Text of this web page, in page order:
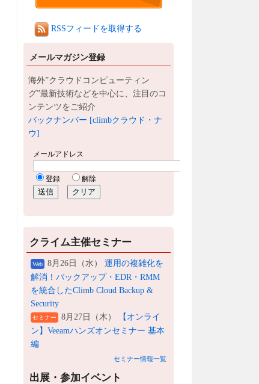
RSSフィードを取得する
メールマガジン登録
海外”クラウドコンピューティン
グ”最新技術などを中心に、注目のコ
ンテンツをご紹介
バックナンバー [climbクラウド・ナ
ウ]
クライム主催セミナー
Web 8月26日（水） 運用の複雑化を
解消！バックアップ・EDR・RMM
を統合したClimb Cloud Backup &
Security
セミナー 8月27日（木）
【オンライ
ン】Veeamハンズオンセミナー 基本
編
セミナー情報一覧
出展・参加イベント